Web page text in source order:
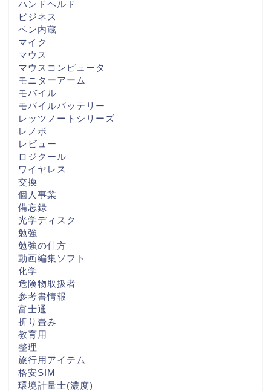
ハンドヘルド
ビジネス
ペン内蔵
マイク
マウス
マウスコンピュータ
モニターアーム
モバイル
モバイルバッテリー
レッツノートシリーズ
レノボ
レビュー
ロジクール
ワイヤレス
交換
個人事業
備忘録
光学ディスク
勉強
勉強の仕方
動画編集ソフト
化学
危険物取扱者
参考書情報
富士通
折り畳み
教育用
整理
旅行用アイテム
格安SIM
環境計量士(濃度)